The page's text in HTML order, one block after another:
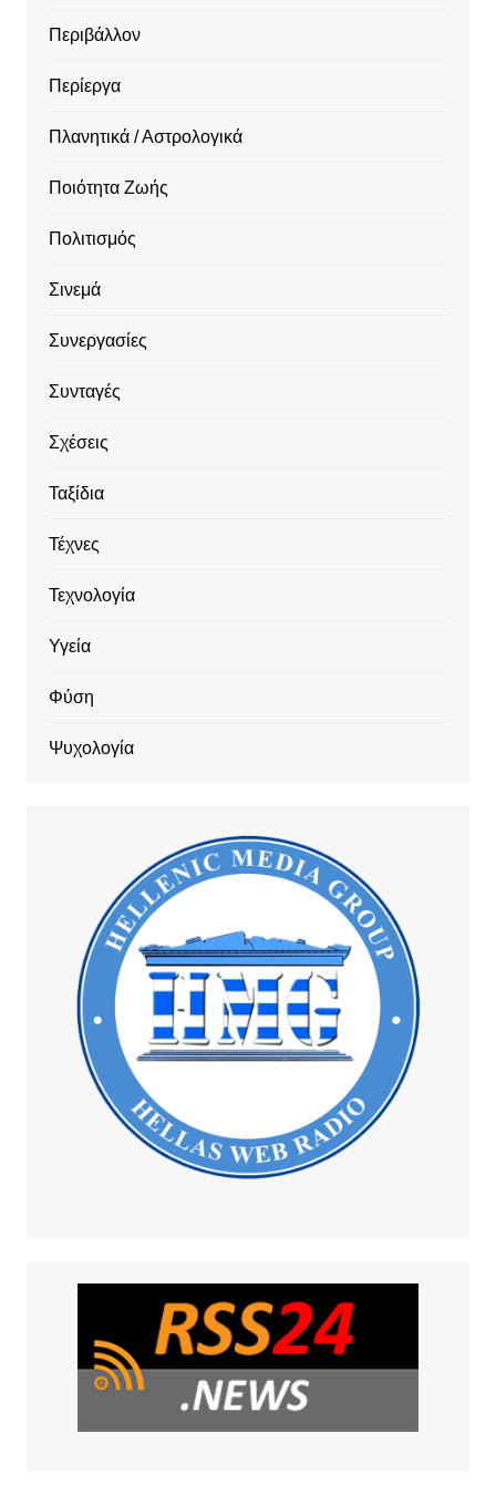
Περιβάλλον
Περίεργα
Πλανητικά / Αστρολογικά
Ποιότητα Ζωής
Πολιτισμός
Σινεμά
Συνεργασίες
Συνταγές
Σχέσεις
Ταξίδια
Τέχνες
Τεχνολογία
Υγεία
Φύση
Ψυχολογία